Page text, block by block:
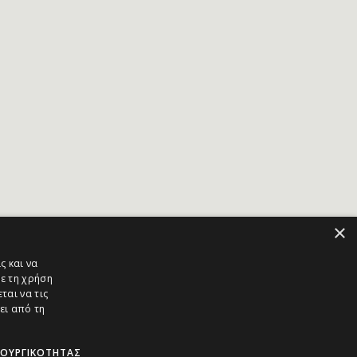
×
και να
τη χρήση
να τις
από τη